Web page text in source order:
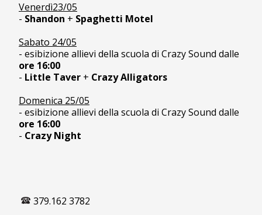
Venerdì23/05
- Shandon + Spaghetti Motel
Sabato 24/05
- esibizione allievi della scuola di Crazy Sound dalle
ore 16:00
- Little Taver + Crazy Alligators
Domenica 25/05
- esibizione allievi della scuola di Crazy Sound dalle
ore 16:00
- Crazy Night
379.162 3782